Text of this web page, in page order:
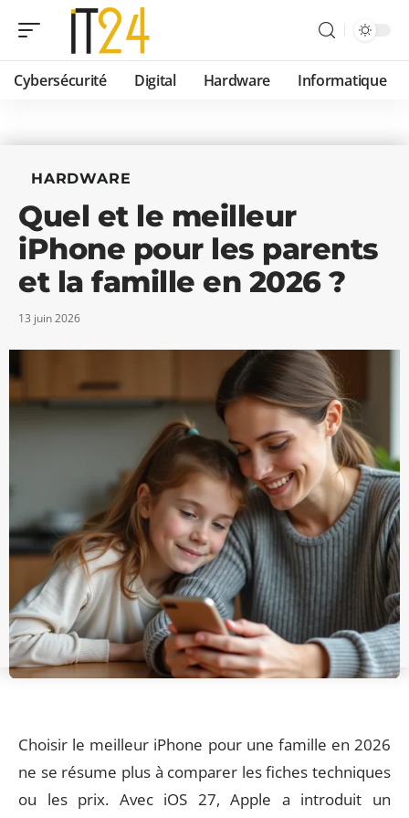
Cybersécurité Digital Hardware Informatique
HARDWARE
Quel et le meilleur
iPhone pour les parents
et la famille en 2026 ?
13 juin 2026
Choisir le meilleur iPhone pour une famille en 2026
ne se résume plus à comparer les fiches techniques
ou les prix. Avec iOS 27, Apple a introduit un